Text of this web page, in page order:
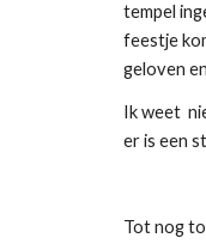
tempel
feestje
geloven
Ik weet
er is een
Tot nog